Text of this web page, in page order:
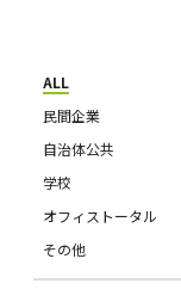
ALL
民間企業
自治体公共
学校
オフィストータル
その他